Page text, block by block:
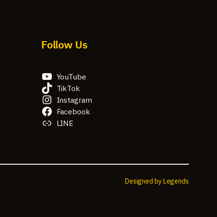
Follow Us
YouTube
TikTok
Instagram
Facebook
LINE
Designed by Legends